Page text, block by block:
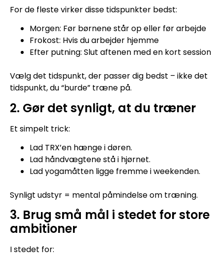
For de fleste virker disse tidspunkter bedst:
Morgen: Før børnene står op eller før arbejde
Frokost: Hvis du arbejder hjemme
Efter putning: Slut aftenen med en kort session
Vælg det tidspunkt, der passer dig bedst – ikke det
tidspunkt, du “burde” træne på.
2. Gør det synligt, at du træner
Et simpelt trick:
Lad TRX’en hænge i døren.
Lad håndvægtene stå i hjørnet.
Lad yogamåtten ligge fremme i weekenden.
Synligt udstyr = mental påmindelse om træning.
3. Brug små mål i stedet for store
ambitioner
I stedet for: